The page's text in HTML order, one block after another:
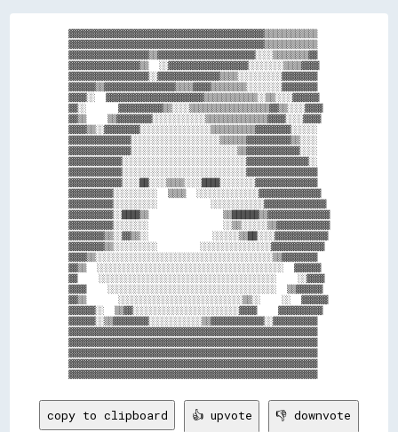
▓▓▓▓▓▓▓▓▓▓▓▓▓▓▓▓▓▓▓▓▓▓▓▓▓▓▓▓▓▓▓▓▓▓▓▓▓▓▓▓▓▓▓▓▒▒▒▒▒▒▒▒▒▒▒▒
▓▓▓▓▓▓▓▓▓▓▓▓▓▓▓▓▓▓▓▓▓▓▓▓▓▓▓▓▓▓▓▓▓▓▓▓▓▓▓▓▓▓▓▓▒▒▒▒▒▒▒▒▒▒▒▒
▓▓▓▓▓▓▓▓▓▓▓▓▓▓▓▓▓▓▒▒▓▓▓▓▓▓▓▓▓▓▓▓▓▓▓▓▓▓▓▓▓▓░░░░▒▒▒▒▒▒▒▒▓▓
▓▓▓▓▓▓▓▓▓▓▓▓▓▓▓▓▒▒  ░░▓▓▓▓▓▓▓▓▓▓▓▓▓▓▓▓▓▓░░░░░░░░▒▒▒▒▓▓▓▓
▓▓▓▓▓▓▓▓▓▓▓▓▓▓▓▓▓▓░░▓▓▓▓▓▓▓▓▓▓▓▓▓▓▒▒▒▒░░░░░░░░░░▓▓▓▓▓▓▓▓
▓▓▓▓▓▓▒▒▓▓▓▓▓▓▓▓▓▓▓▓▓▓▓▓▒▒▒▒▓▓▓▓▒▒▒▒▒▒▒▒░░░░░░░░▓▓▓▓▓▓▓▓
▓▓▓▓░░  ▓▓▓▓▓▓▓▓▓▓▓▓▓▓▓▓▓▓▓▓▓▓▒▒▒▒▒▒▒▒▒▒▒▒░░▒▒░░░░▓▓▓▓▓▓
▓▓░░      ▓▓▓▓▓▓▓▓▓▓▒▒░░░░▒▒▒▒▒▒▒▒▒▒▒▒▒▒▒▒▒▒▓▓▒▒░░░░▓▓▓▓
▓▓▒▒    ▒▒▓▓▓▓▓▓▓▓░░░░░░░░░░░░▒▒▒▒▒▒▒▒▒▒▒▒▒▒▓▓▓▓░░░░▓▓▓▓
▓▓▓▓▒▒░░▓▓▓▓▓▓▓▓░░░░░░░░░░░░░░░░▒▒▒▒▒▒▒▒▒▒▓▓▓▓▓▓▓▓░░░░░░
▓▓▓▓▓▓▓▓▓▓▓▓▓▓░░░░░░░░░░░░░░░░░░░░▒▒▒▒▒▒▓▓▓▓▓▓▓▓▓▓▒▒░░░░
▓▓▓▓▓▓▓▓▓▓▓▓▓▓░░░░░░░░░░░░░░░░░░░░░░░░▒▒▓▓▓▓▓▓▓▓▓▓▓▓░░░░
▓▓▓▓▓▓▓▓▓▓▓▓░░░░░░░░░░░░░░░░░░░░░░░░░░░░▓▓▓▓▓▓▓▓▓▓▓▓▓▓░░
▓▓▓▓▓▓▓▓▓▓▓▓░░░░░░░░░░░░░░░░░░░░░░░░░░░░▓▓▓▓▓▓▓▓▓▓▓▓▓▓▓▓
▓▓▓▓▓▓▓▓▓▓▓▓░░░░██░░░░▒▒▒▒░░░░████░░░░░░░░▓▓▓▓▓▓▓▓▓▓▓▓▓▓
▓▓▓▓▓▓▓▓▓▓░░░░░░░░░░  ▒▒▒▒  ░░░░░░░░░░░░░░▓▓▓▓▓▓▓▓▓▓▓▓▓▓
▓▓▓▓▓▓▓▓▓▓░░░░░░░░░░          ░░░░░░░░░░░░▓▓▓▓▓▓▓▓▓▓▓▓▓▓
▓▓▓▓▓▓▓▓▓▓░░████▒▒              ▒▒██████▒▒▓▓▓▓▓▓▓▓▓▓▓▓▓▓
▓▓▓▓▓▓▓▓▓▓░░░░░░░░              ░░▒▒░░░░░░▒▒▓▓▓▓▓▓▓▓▓▓▓▓
▓▓▓▓▓▓▓▓▒▒░░▓▓▒▒░░            ░░░░░░▒▒██░░░░▓▓▓▓▓▓▓▓▓▓▓▓
▓▓▓▓▓▓▓▓▒▒░░░░░░░░░░        ░░░░░░░░░░░░░░░░▓▓▓▓▓▓▓▓▓▓▓▓
▓▓▓▓▒▒░░░░░░░░░░░░░░░░░░░░░░░░░░░░░░░░░░░░░░░░▒▒▓▓▓▓▓▓▓▓
▓▓▒▒  ░░░░░░░░░░░░░░░░░░░░░░░░░░░░░░░░░░░░░░░░░░  ▓▓▓▓▓▓
▓▓    ░░░░░░░░░░░░░░░░░░░░░░░░░░░░░░░░░░░░░░░░    ░░▓▓▓▓
▓▓▓▓    ░░░░░░░░░░░░░░░░░░░░░░░░░░░░░░░░░░░░░░  ▒▒▓▓▓▓▓▓
▓▓▒▒      ░░░░░░░░░░░░░░░░░░░░░░░░░░░░▒▒░░    ░░  ▓▓▓▓▓▓
▓▓▓▓▓▓░░  ▒▒▓▓░░░░░░░░░░░░░░░░░░░░░░░░▓▓▓▓    ▓▓▓▓▓▓▓▓▓▓
▓▓▓▓▓▓░░▒▒▓▓▓▓▓▓▓▓░░░░░░░░░░░░▒▒▓▓▓▓▓▓▓▓▓▓▓▓░░▓▓▓▓▓▓▓▓▓▓
▓▓▓▓▓▓▓▓▓▓▓▓▓▓▓▓▓▓▓▓▓▓▓▓▓▓▓▓▓▓▓▓▓▓▓▓▓▓▓▓▓▓▓▓▓▓▓▓▓▓▓▓▓▓▓▓
▓▓▓▓▓▓▓▓▓▓▓▓▓▓▓▓▓▓▓▓▓▓▓▓▓▓▓▓▓▓▓▓▓▓▓▓▓▓▓▓▓▓▓▓▓▓▓▓▓▓▓▓▓▓▓▓
▓▓▓▓▓▓▓▓▓▓▓▓▓▓▓▓▓▓▓▓▓▓▓▓▓▓▓▓▓▓▓▓▓▓▓▓▓▓▓▓▓▓▓▓▓▓▓▓▓▓▓▓▓▓▓▓
▓▓▓▓▓▓▓▓▓▓▓▓▓▓▓▓▓▓▓▓▓▓▓▓▓▓▓▓▓▓▓▓▓▓▓▓▓▓▓▓▓▓▓▓▓▓▓▓▓▓▓▓▓▓▓▓
copy to clipboard 👍 upvote 👎 downvote